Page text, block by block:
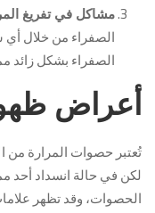
مشاكل في تفريغ
الصفراء من خلال
الصفراء بشكل زائد
أعراض
تُعتبر حصوات المرارة من
لكن في حالة انسداد أحد
الحصوات، وقد تظهر